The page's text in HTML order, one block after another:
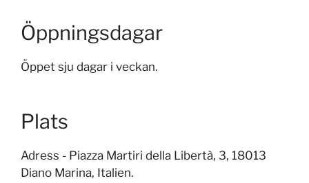
Öppningsdagar
Öppet sju dagar i veckan.
Plats
Adress - Piazza Martiri della Libertà, 3, 18013
Diano Marina, Italien.